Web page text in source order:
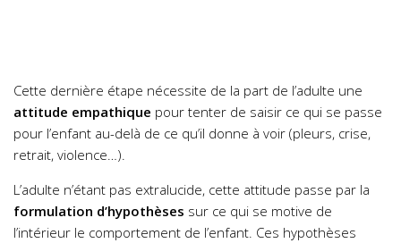
Cette dernière étape nécessite de la part de l’adulte une
attitude empathique pour tenter de saisir ce qui se passe
pour l’enfant au-delà de ce qu’il donne à voir (pleurs, crise,
retrait, violence…).
L’adulte n’étant pas extralucide, cette attitude passe par la
formulation d’hypothèses sur ce qui se motive de
l’intérieur le comportement de l’enfant. Ces hypothèses